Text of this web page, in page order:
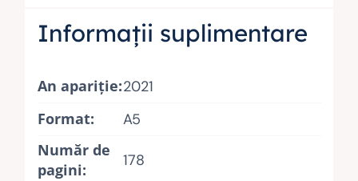
Informații suplimentare
An apariţie:2021
Format:
A5
Număr de
pagini:
178